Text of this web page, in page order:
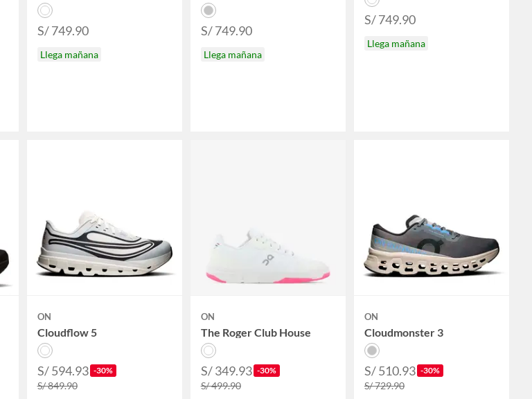
S/ 749.90
Llega mañana
S/ 749.90
Llega mañana
S/ 749.90
Llega mañana
ON
Cloudflow 5
S/ 594.93 -30%
S/ 849.90
ON
The Roger Club House
S/ 349.93 -30%
S/ 499.90
ON
Cloudmonster 3
S/ 510.93 -30%
S/ 729.90